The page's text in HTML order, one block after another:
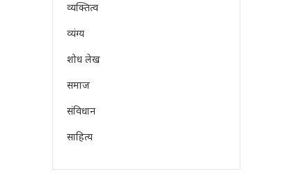
व्यक्तित्व
व्यंग्य
शोध लेख
समाज
संविधान
साहित्य